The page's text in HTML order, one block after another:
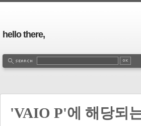
hello there,
'VAIO P'에 해당되